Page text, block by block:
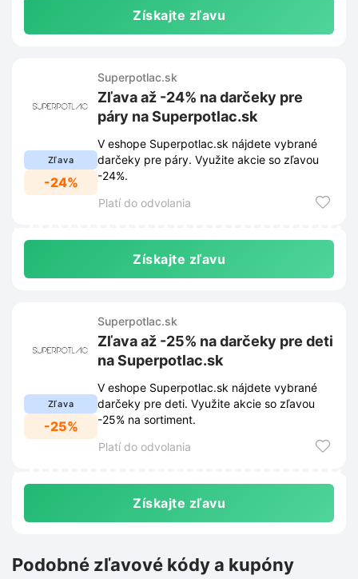
Získajte zľavu
Zľava
-24%
Superpotlac.sk
Zľava až -24% na darčeky pre
páry na Superpotlac.sk
V eshope Superpotlac.sk nájdete vybrané
darčeky pre páry. Využite akcie so zľavou
-24%.
Platí do odvolania
Získajte zľavu
Zľava
-25%
Superpotlac.sk
Zľava až -25% na darčeky pre deti
na Superpotlac.sk
V eshope Superpotlac.sk nájdete vybrané
darčeky pre deti. Využite akcie so zľavou
-25% na sortiment.
Platí do odvolania
Získajte zľavu
Podobné zľavové kódy a kupóny